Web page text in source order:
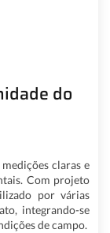
do
claras e
Com projeto
por várias
integrando-se
de campo.